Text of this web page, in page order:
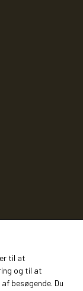
til at
og til at
besøgende. Du